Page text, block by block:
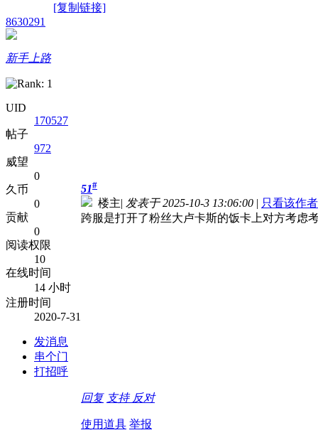
[复制链接]
8630291
新手上路
UID
170527
帖子
972
威望
0
久币
0
贡献
0
阅读权限
10
在线时间
14 小时
注册时间
2020-7-31
发消息
串个门
打招呼
51#
楼主| 发表于 2025-10-3 13:06:00 | 只看该作者
跨服是打开了粉丝大卢卡斯的饭卡上对方考虑
回复 支持 反对
使用道具 举报